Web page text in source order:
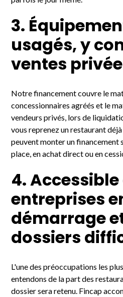
3.
usagés, y
ventes
Notre financement couvre le
concessionnaires agréés et le
vendeurs privés, lors de
vous reprenez un restaurant
peuvent monter un financement
place, en achat direct ou en
4.
entreprises
démarrage
dossiers
L'une des préoccupations les
entendons de la part des
dossier sera retenu. Fincap